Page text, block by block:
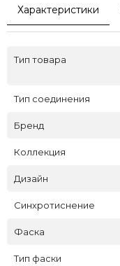
Характеристики
Тип товара
Тип соединения
Бренд
Коллекция
Дизайн
Синхротиснение
Фаска
Тип фаски